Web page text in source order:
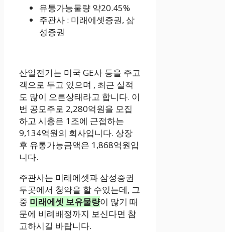
유통가능물량 약20.45%
주관사 : 미래에셋증권, 삼
성증권
산일전기는 미국 GE사 등을 주고
객으로 두고 있으며 , 최근 실적
도 많이 오른상태라고 합니다. 이
번 공모주로 2,280억원을 모집
하고 시총은 1조에 근접하는
9,134억원의 회사입니다. 상장
후 유통가능금액은 1,868억원입
니다.
주관사는 미래에셋과 삼성증권
두곳에서 청약을 할 수있는데, 그
중 미래에셋 보유물량이 많기 때
문에 비례배정까지 보신다면 참
고하시길 바랍니다.